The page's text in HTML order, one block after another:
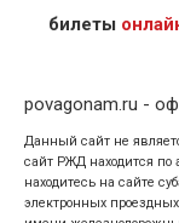
кого
билеты
povagonam.ru -
Данный сайт не
сайт РЖД находится
находитесь на сайте
электронных